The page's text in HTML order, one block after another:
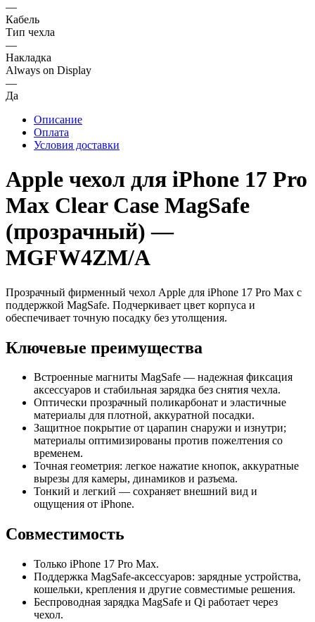
—
Кабель
Тип чехла
—
Накладка
Always on Display
—
Да
Описание
Оплата
Условия доставки
Apple чехол для iPhone 17 Pro
Max Clear Case MagSafe
(прозрачный) —
MGFW4ZM/A
Прозрачный фирменный чехол Apple для iPhone 17 Pro Max с
поддержкой MagSafe. Подчеркивает цвет корпуса и
обеспечивает точную посадку без утолщения.
Ключевые преимущества
Встроенные магниты MagSafe — надежная фиксация
аксессуаров и стабильная зарядка без снятия чехла.
Оптически прозрачный поликарбонат и эластичные
материалы для плотной, аккуратной посадки.
Защитное покрытие от царапин снаружи и изнутри;
материалы оптимизированы против пожелтения со
временем.
Точная геометрия: легкое нажатие кнопок, аккуратные
вырезы для камеры, динамиков и разъема.
Тонкий и легкий — сохраняет внешний вид и
ощущения от iPhone.
Совместимость
Только iPhone 17 Pro Max.
Поддержка MagSafe-аксессуаров: зарядные устройства,
кошельки, крепления и другие совместимые решения.
Беспроводная зарядка MagSafe и Qi работает через
чехол.